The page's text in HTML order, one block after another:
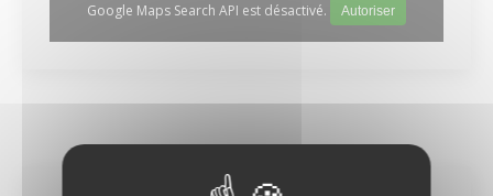
Google Maps Search API est désactivé. Autoriser